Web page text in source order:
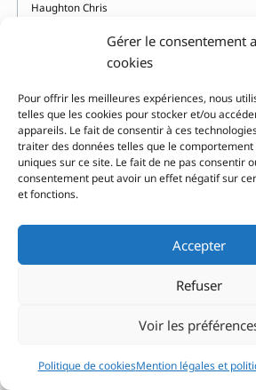
Gérer le consentement
cookies
Pour offrir les meilleures expériences, nous
telles que les cookies pour stocker et/ou
appareils. Le fait de consentir à ces
traiter des données telles que le
uniques sur ce site. Le fait de ne pas consentir
consentement peut avoir un effet négatif sur
et fonctions.
Accepter
Refuser
Voir les
Politique de cookiesMention légales et
Haughton Chris
Herbauts Anne
Hoban Tana
Hosoe Eikoh
Hottois Karen
Houdart Emmanuelle
Ichikawa Satomi